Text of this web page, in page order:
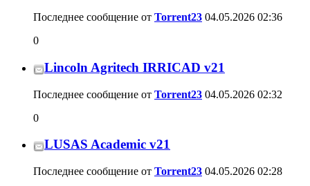
Последнее сообщение от Torrent23 04.05.2026 02:36
0
Lincoln Agritech IRRICAD v21
Последнее сообщение от Torrent23 04.05.2026 02:32
0
LUSAS Academic v21
Последнее сообщение от Torrent23 04.05.2026 02:28